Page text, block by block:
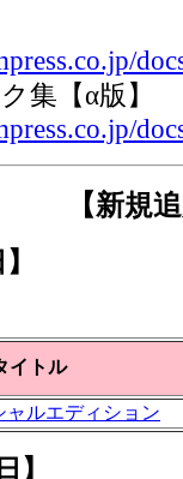
集【α版】
【新規
イトル
ャルエディション
】